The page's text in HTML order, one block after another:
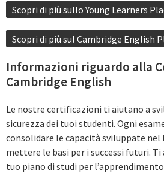
Scopri di più sullo Young Learners
Scopri di più sul Cambridge English
Informazioni riguardo alla
Cambridge English
Le nostre certificazioni ti aiutano a
sicurezza dei tuoi studenti. Ogni
consolidare le capacità sviluppate nel
mettere le basi per i successi futuri.
tuo piano di studi per